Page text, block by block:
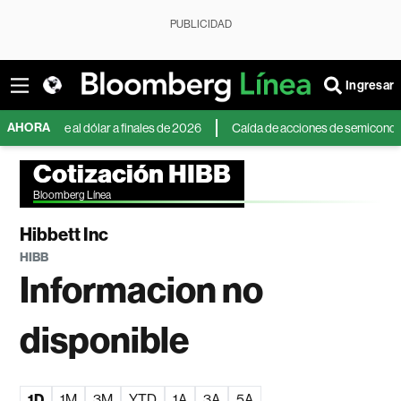
PUBLICIDAD
Ingresar
AHORAal dólar a finales de 2026 Caída de acciones de semiconductores
Cotización HIBB
Bloomberg Línea
Hibbett Inc
HIBB
Informacion no
disponible